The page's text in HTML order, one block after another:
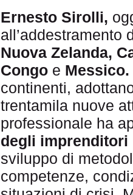
Ernesto Sirolli,
all’addestramento
Nuova Zelanda,
Congo e Messico.
continenti,
trentamila nuove
professionale ha
degli
sviluppo di
competenze,